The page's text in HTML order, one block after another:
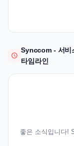
Synccom - 서비
타임라인
좋은 소식입니다!